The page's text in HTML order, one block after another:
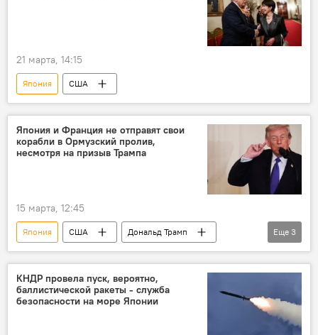
21 марта, 14:15
Япония США
Япония и Франция не отправят свои
корабли в Ормузский пролив,
несмотря на призыв Трампа
15 марта, 12:45
Япония США
Дональд Трамп
Франция
Ормузский пролив
В мире
Еще 3
КНДР провела пуск, вероятно,
баллистической ракеты - служба
безопасности на море Японии